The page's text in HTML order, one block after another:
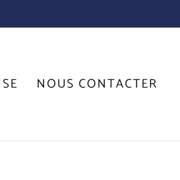
NOUS CONTACTER